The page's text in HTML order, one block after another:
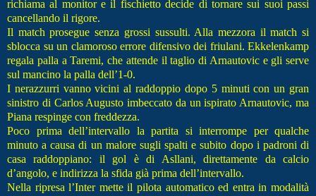
richiama al monitor e il fischietto decide di tornare sui suoi passi
cancellando il rigore.
Il match prosegue senza grossi sussulti. Alla mezzora il match si
sblocca su un clamoroso errore difensivo dei friulani. Ekkelenkamp
regala palla a Taremi, che attende il taglio di Arnautovic e gli serve
sul mancino la palla dell’1-0.
I nerazzurri vanno vicini al raddoppio dopo 5 minuti con un gran
sinistro di Carlos Augusto imbeccato da un ispirato Arnautovic, ma
Piana respinge con freddezza.
Poco prima dell’intervallo la partita si interrompe per qualche
minuto a causa di un malore sugli spalti e subito dopo i padroni di
casa raddoppiano: il gol è di Asllani, direttamente da calcio
d’angolo, e indirizza la sfida già prima dell’intervallo.
Nella ripresa l’Inter mette il pilota automatico ed entra in modalità